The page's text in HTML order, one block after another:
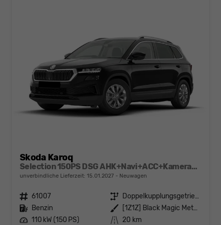
Skoda Karoq
Selection 150PS DSG AHK+Navi+ACC+Kamera+Kessy+Sitzheizung+GV5+Ambiente
unverbindliche Lieferzeit: 15.01.2027 Neuwagen
Fahrzeugnr. 61007 Getriebe
Doppelkupplungsgetriebe (DSG)
Kraftstoff Benzin Außenfarbe
[1Z1Z] Black Magic Metallic
Leistung 110 kW (150 PS) Kilometerstand 20 km